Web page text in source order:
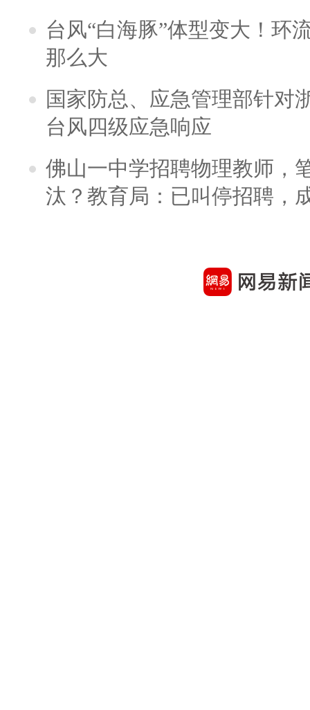
台风“白海豚”体型变大！环
那么大
国家防总、应急管理部针对
台风四级应急响应
佛山一中学招聘物理教师，
汰？教育局：已叫停招聘，